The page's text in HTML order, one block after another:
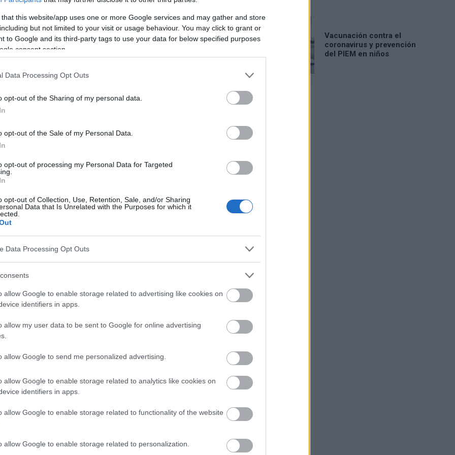
that this website/app uses one or more Google services and may gather and store
but not limited to your visit or usage behaviour. You may click to grant or
to Google and its third-party tags to use your data for below specified purposes
consent section.
Data Processing Opt Outs
opt-out of the Sharing of my personal data.
opt-out of the Sale of my Personal Data.
opt-out of processing my Personal Data for Targeted
opt-out of Collection, Use, Retention, Sale, and/or Sharing
Data that Is Unrelated with the Purposes for which it
Data Processing Opt Outs
allow Google to enable storage related to advertising like cookies on
identifiers in apps.
allow my user data to be sent to Google for online advertising
allow Google to send me personalized advertising.
allow Google to enable storage related to analytics like cookies on
identifiers in apps.
allow Google to enable storage related to functionality of the website
allow Google to enable storage related to personalization.
causan la sepsis?
de las regiones con riesgo de sepsis
más pequeños?
meningococo?
en contacto con un paciente con sepsis?
vez?
más utilizadas cuando se habla de
. Alrededor de esta enfermedad se han creado
que aún no existe una plena comprensión en la
es esta afección y cuál es la mejor forma de
a las preguntas más frecuentes sobre la
una reacción violenta y generalizada del organismo
de la sangre).
muy virulentas como
los meningococos, los
grupo B, pero también por otras bacterias
. Los virus y los hongos también pueden ser la
Vacunación contra el
coronavirus y prevención
del PIEM en niños